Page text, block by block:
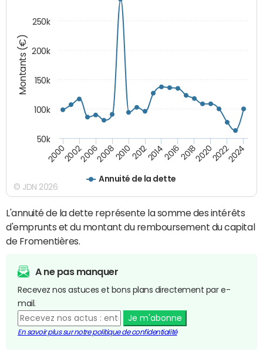
Montants (€)
Annuité de la dette
200020022006200820102012201420162018202020222024
50k
100k
150k
200k
250k
© JDN 2026
L'annuité de la dette représente la somme des intérêts
d'emprunts et du montant du remboursement du capital
de Fromentières.
A ne pas manquer
Recevez nos astuces et bons plans directement par e-
mail.
Je m'abonne
En savoir plus sur notre politique de confidentialité